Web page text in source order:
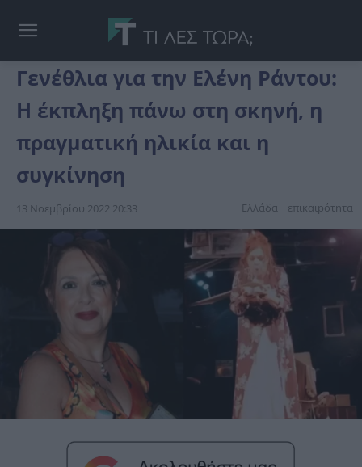
Γενέθλια για την Ελένη Ράντου:
Η έκπληξη πάνω στη σκηνή, η
πραγματική ηλικία και η
συγκίνηση
13 Νοεμβρίου 2022 20:33 Ελλάδα επικαιpότnτα